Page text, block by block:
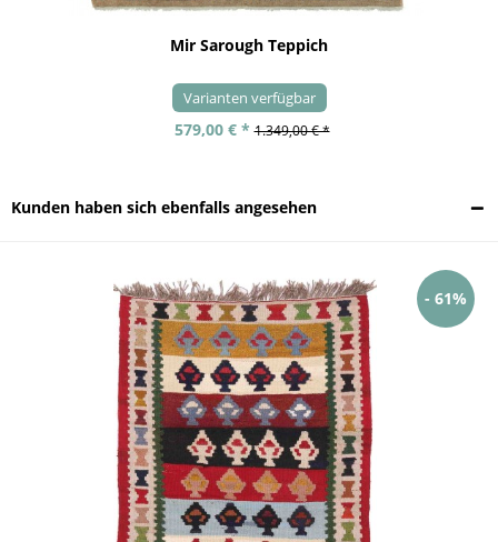
Mir Sarough Teppich
Varianten verfügbar
579,00 € * 1.349,00 € *
Kunden haben sich ebenfalls angesehen
- 61%